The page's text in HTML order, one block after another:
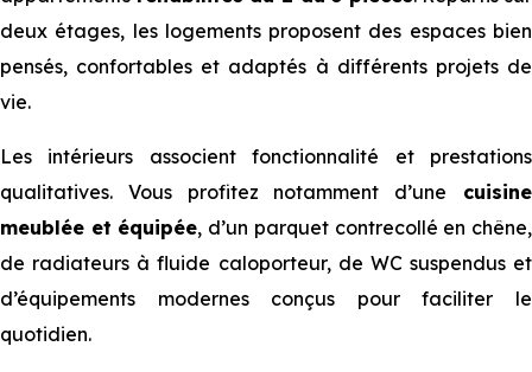
deux étages, les logements proposent des espaces bien
pensés, confortables et adaptés à différents projets de
vie.
Les intérieurs associent fonctionnalité et prestations
qualitatives. Vous profitez notamment d’une cuisine
meublée et équipée, d’un parquet contrecollé en chêne,
de radiateurs à fluide caloporteur, de WC suspendus et
d’équipements modernes conçus pour faciliter le
quotidien.